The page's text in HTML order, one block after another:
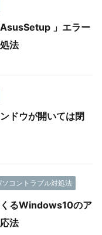
」エラー
法
ドウが開いては閉
ソコントラブル対処法
るWindows10のア
法